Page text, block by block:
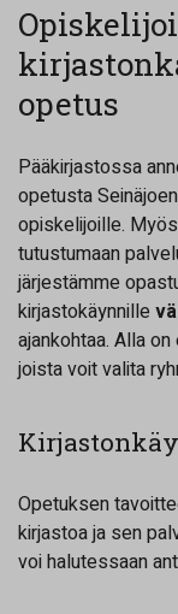
opetus
Pääkirjastossa
opetusta
opiskelijoille.
tutustumaan
järjestämme
kirjastokäynnille
ajankohtaa. Alla
joista voit valita
Opetuksen
kirjastoa ja sen
voi halutessaan